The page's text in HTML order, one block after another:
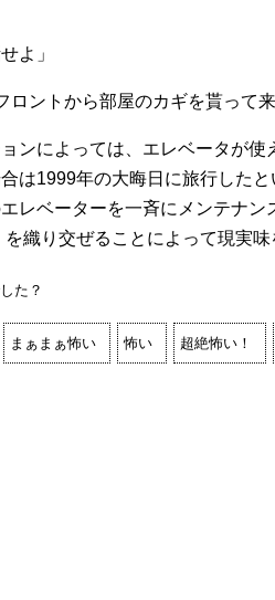
よ」
ントから部屋のカギを貰って
ンによっては、エレベータが
は1999年の大晦日に旅行したと
レベーターを一斉にメンテナ
織り交ぜることによって現実味
た？
まぁまぁ怖い 怖い 超絶怖い！